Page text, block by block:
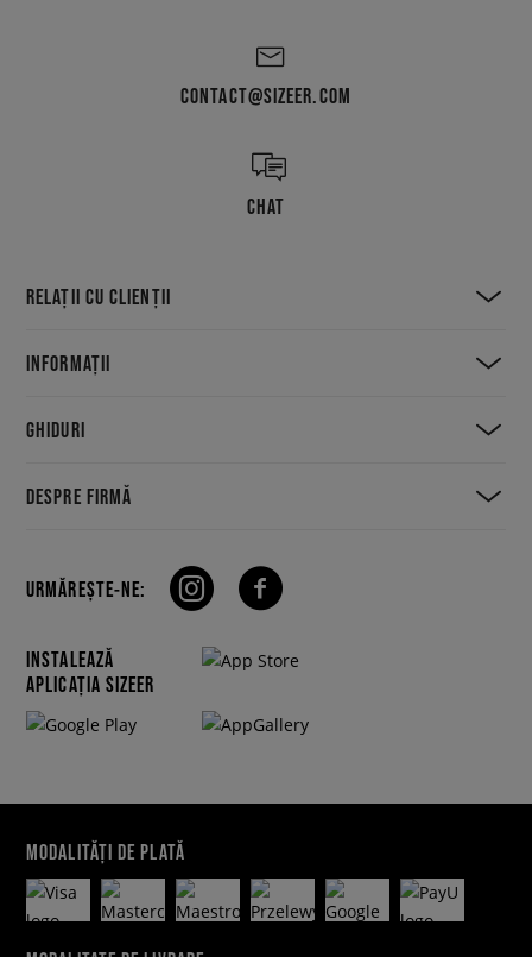
CONTACT@SIZEER.COM
CHAT
RELAȚII CU CLIENȚII
INFORMAȚII
GHIDURI
DESPRE FIRMĂ
URMĂREȘTE-NE:
INSTALEAZĂ
APLICAȚIA SIZEER
MODALITĂȚI DE PLATĂ